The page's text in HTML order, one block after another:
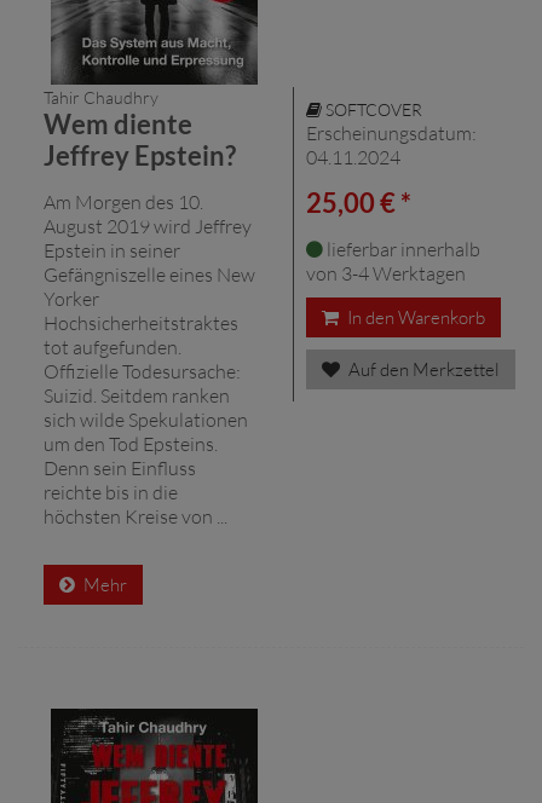
Tahir Chaudhry
Wem diente
Jeffrey Epstein?
Am Morgen des 10.
August 2019 wird Jeffrey
Epstein in seiner
Gefängniszelle eines New
Yorker
Hochsicherheitstraktes
tot aufgefunden.
Offizielle Todesursache:
Suizid. Seitdem ranken
sich wilde Spekulationen
um den Tod Epsteins.
Denn sein Einfluss
reichte bis in die
höchsten Kreise von ...
Mehr
SOFTCOVER
Erscheinungsdatum:
04.11.2024
25,00 € *
lieferbar innerhalb
von 3-4 Werktagen
In den Warenkorb
Auf den Merkzettel